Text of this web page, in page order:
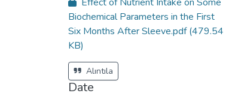
c
e
s
s
a
u
s
Biochemical Parameters in the First
Six Months After Sleeve.pdf(479.54
KB)
Alıntıla
Date